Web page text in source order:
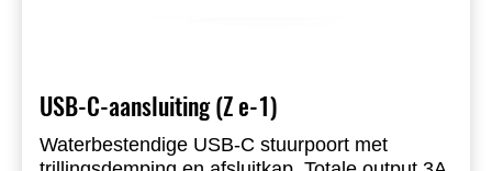
USB-C-aansluiting (Z e-1)
Waterbestendige USB-C stuurpoort met